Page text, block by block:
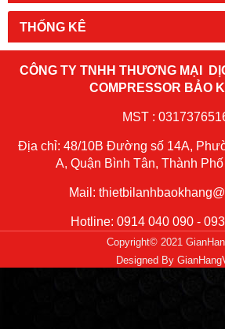
THỐNG KÊ
CÔNG TY TNHH THƯƠNG MẠI
COMPRESSOR BẢO
MST :
Địa chỉ: 48/10B Đường số 14A,
A, Quận Bình Tân, Thành
Mail:
Hotline: 0914 040 090 -
Copyright© 2021
Designed By